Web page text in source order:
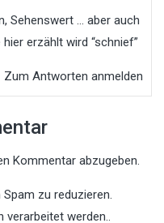
Sehenswert … aber auch
erzählt wird “schnief”
Zum Antworten anmelden
Kommentar abzugeben.
zu reduzieren.
verarbeitet werden..